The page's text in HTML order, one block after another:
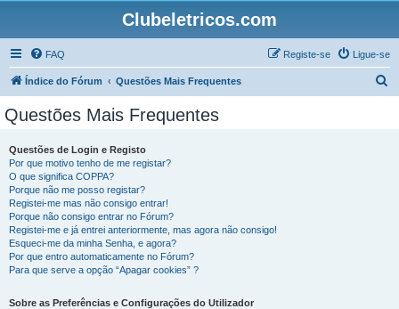
Clubeletricos.com
FAQ Ligue-se
Registe-se
Índice do Fórum Questões Mais Frequentes
Questões Mais Frequentes
Questões de Login e Registo
Por que motivo tenho de me registar?
O que significa COPPA?
Porque não me posso registar?
Registei-me mas não consigo entrar!
Porque não consigo entrar no Fórum?
Registei-me e já entrei anteriormente, mas agora não consigo!
Esqueci-me da minha Senha, e agora?
Por que entro automaticamente no Fórum?
Para que serve a opção “Apagar cookies” ?
Sobre as Preferências e Configurações do Utilizador